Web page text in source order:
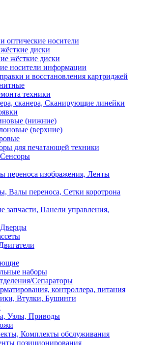
оптические носители
диски
жёсткие диски
носители информации
и восстановления картриджей
техники
сканера, Сканирующие линейки
(нижние)
(верхние)
для печатающей техники
переноса изображения, Ленты
Валы переноса, Сетки коротрона
запчасти, Панели управления,
наборы
Сепараторы
контроллера, питания
Втулки, Бушинги
Узлы, Приводы
Комплекты обслуживания
позиционирования